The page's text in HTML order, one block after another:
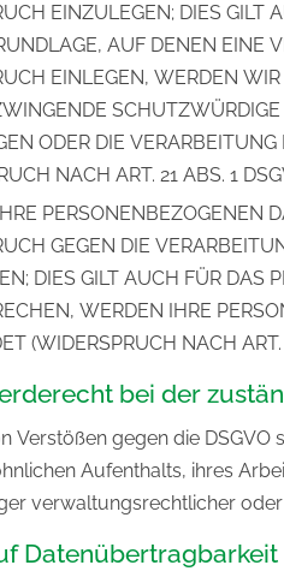
EINZULEGEN; DIES GILT
AUF DENEN EINE
EINLEGEN, WERDEN
ODER DIE
NACH ART. 21 ABS. 1
PERSONENBEZOGENEN
GEGEN DIE
DIES GILT AUCH FÜR DAS
WERDEN IHRE
(WIDERSPRUCH NACH ART.
bei der
Verstößen gegen die
Aufenthalts, ihres
verwaltungsrechtlicher
Datenübertragbarkeit